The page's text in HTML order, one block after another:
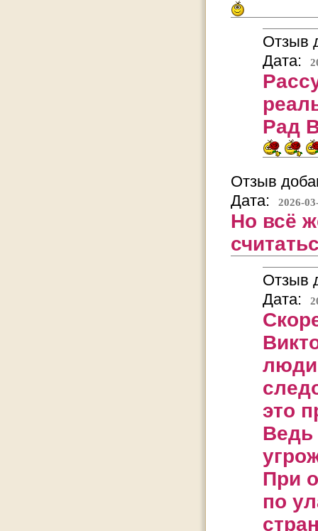
Отзыв
Дата:
Рад
Отзыв
Дата:
2026-
Но всё
Отзыв
Дата:
люди
это
Ведь
При
по